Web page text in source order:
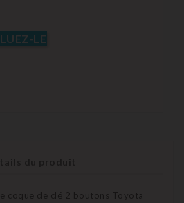
LE
coque de clé 2 boutons Toyota